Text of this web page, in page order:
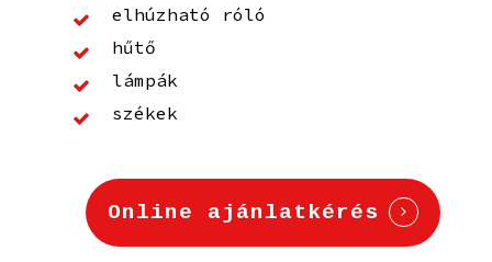
elhúzható róló
hűtő
lámpák
székek
Online ajánlatkérés